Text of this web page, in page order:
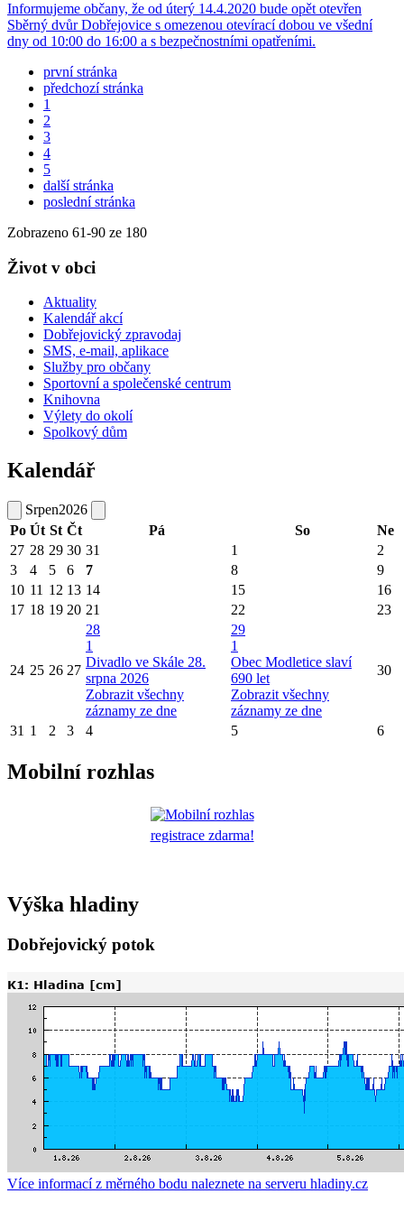
Informujeme občany, že od úterý 14.4.2020 bude opět otevřen
Sběrný dvůr Dobřejovice s omezenou otevírací dobou ve všední
dny od 10:00 do 16:00 a s bezpečnostními opatřeními.
první stránka
předchozí stránka
1
2
3
4
5
další stránka
poslední stránka
Zobrazeno 61-90 ze 180
Život v obci
Aktuality
Kalendář akcí
Dobřejovický zpravodaj
SMS, e-mail, aplikace
Služby pro občany
Sportovní a společenské centrum
Knihovna
Výlety do okolí
Spolkový dům
Kalendář
Srpen2026
Po Út St Čt Pá So
Ne
27 28 29 30 31 1
2
3
4 5 6 7 8
9
10 11 12 13 14 15
16
17 18 19 20 21 22 23
24 25 26 27
28
1
Divadlo ve Skále 28.
srpna 2026
Zobrazit všechny
záznamy ze dne
29
1
Obec Modletice slaví
690 let
Zobrazit všechny
záznamy ze dne
30
31 1 2 3 4 5 6
Mobilní rozhlas
registrace zdarma!
Výška hladiny
Dobřejovický potok
Více informací z měrného bodu naleznete na serveru hladiny.cz